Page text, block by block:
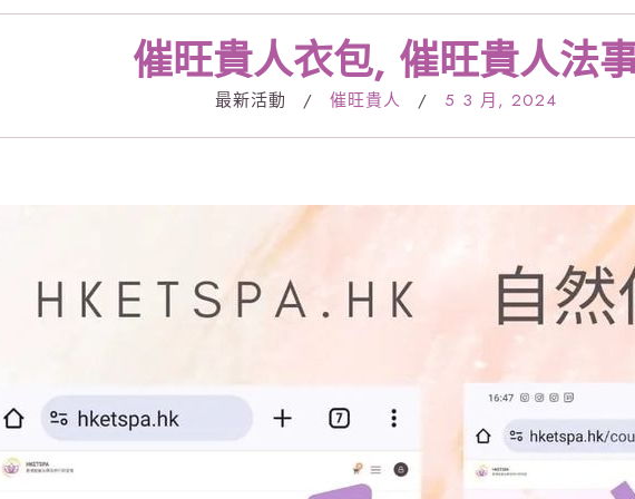
催旺貴人衣包, 催旺貴人法
最新活動 / 催旺貴人 / 5 3 月, 2024